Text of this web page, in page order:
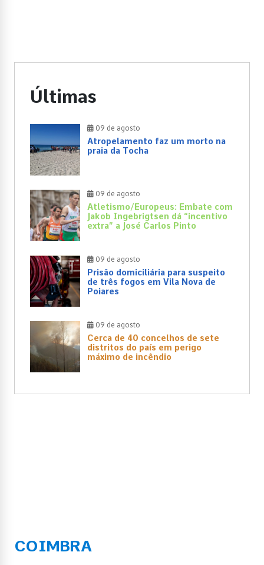
Últimas
09 de agosto
Atropelamento faz um morto na
praia da Tocha
09 de agosto
Atletismo/Europeus: Embate com
Jakob Ingebrigtsen dá “incentivo
extra” a José Carlos Pinto
09 de agosto
Prisão domiciliária para suspeito
de três fogos em Vila Nova de
Poiares
09 de agosto
Cerca de 40 concelhos de sete
distritos do país em perigo
máximo de incêndio
COIMBRA